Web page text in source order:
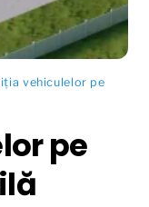
vehiculelor pe
pe